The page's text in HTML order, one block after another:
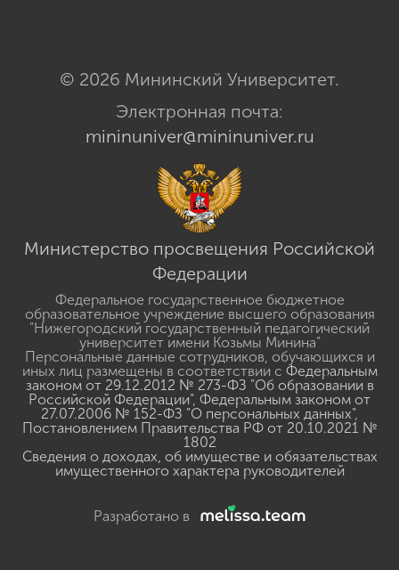
© 2026 Мининский Университет.
Электронная почта:
mininuniver@mininuniver.ru
Министерство просвещения Российской
Федерации
Федеральное государственное бюджетное
образовательное учреждение высшего образования
"Нижегородский государственный педагогический
университет имени Козьмы Минина"
Персональные данные сотрудников, обучающихся и
иных лиц размещены в соответствии с Федеральным
законом от 29.12.2012 № 273-ФЗ "Об образовании в
Российской Федерации", Федеральным законом от
27.07.2006 № 152-ФЗ "О персональных данных",
Постановлением Правительства РФ от 20.10.2021 №
1802
Сведения о доходах, об имуществе и обязательствах
имущественного характера руководителей
Разработано в